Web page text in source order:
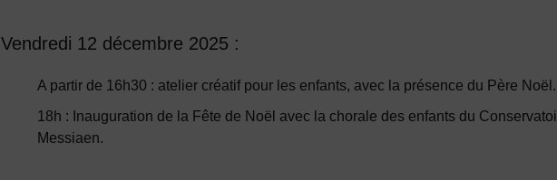
Vendredi 12 décembre 2025 :
A partir de 16h30 : atelier créatif pour les enfants, avec la présence du Père Noël.
18h : Inauguration de la Fête de Noël avec la chorale des enfants du
Messiaen.